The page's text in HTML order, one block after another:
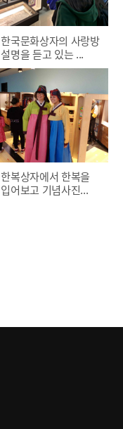
한국문화상자의 사랑방
설명을 듣고 있는 ...
한복상자에서 한복을
입어보고 기념사진...